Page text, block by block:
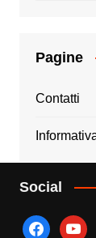
Pagine
Contatti
Social
facebook